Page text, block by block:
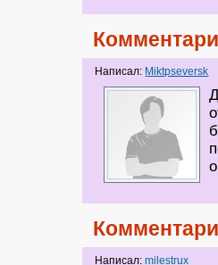
Написал: Miktpseversk
Написал:milestrux